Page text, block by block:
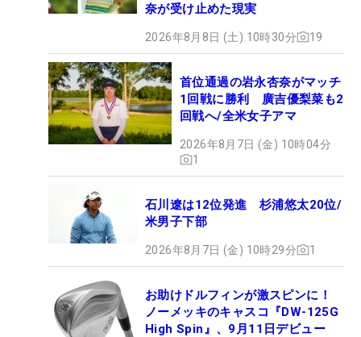
奈が受け止めた現実
2026年8月8日 (土) 10時30分 19
首位通過の岩永杏奈がマッチ
1回戦に勝利 廣吉優梨菜も2
回戦へ/全米女子アマ
2026年8月7日 (金) 10時04分
1
石川遼は12位発進 杉浦悠太20位/
米男子下部
2026年8月7日 (金) 10時29分 1
お助けドルフィンが激スピンに！
ノーメッキのキャスコ『DW-125G
High Spin』、9月11日デビュー